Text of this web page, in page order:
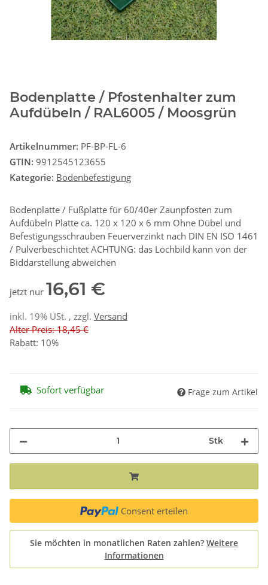
Bodenplatte / Pfostenhalter zum
Aufdübeln / RAL6005 / Moosgrün
Artikelnummer: PF-BP-FL-6
GTIN: 9912545123655
Kategorie: Bodenbefestigung
Bodenplatte / Fußplatte für 60/40er Zaunpfosten zum
Aufdübeln Platte ca. 120 x 120 x 6 mm Ohne Dübel und
Befestigungsschrauben Feuerverzinkt nach DIN EN ISO 1461
/ Pulverbeschichtet ACHTUNG: das Lochbild kann von der
Biddarstellung abweichen
jetzt nur 16,61 €
inkl. 19% USt. , zzgl. Versand
Alter Preis: 18,45 €
Rabatt: 10%
Sofort verfügbar Frage zum Artikel
Stk
Consent erteilen
Sie möchten in monatlichen Raten zahlen? Weitere
Informationen